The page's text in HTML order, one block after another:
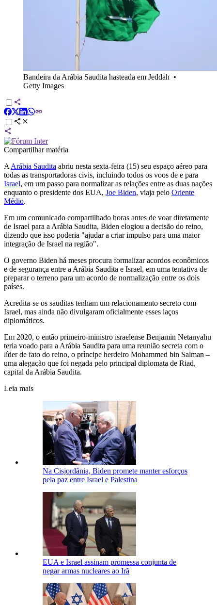
Bandeira da Arábia Saudita hasteada em Jeddah •
Getty Images
Compartilhar matéria
A Arábia Saudita abriu nesta sexta-feira (15) seu espaço aéreo para
todas as transportadoras civis, incluindo todos os voos de e para
Israel, em um passo para normalizar as relações entre as duas nações
enquanto o presidente dos EUA, Joe Biden, viaja pelo Oriente
Médio.
Em um comunicado compartilhado horas antes de voar diretamente
de Israel para a Arábia Saudita, Biden elogiou a decisão do reino,
dizendo que isso poderia "ajudar a criar impulso para uma maior
integração de Israel na região".
O governo Biden há meses procura formalizar acordos econômicos
e de segurança entre a Arábia Saudita e Israel, em uma tentativa de
preparar o terreno para um acordo de normalização entre os dois
países.
Acredita-se os sauditas tenham um relacionamento secreto com
Israel, mas ainda não divulgaram oficialmente esses laços
diplomáticos.
Em 2020, o então primeiro-ministro israelense Benjamin Netanyahu
teria voado para a Arábia Saudita para uma reunião secreta com o
líder de fato do reino, o príncipe herdeiro Mohammed bin Salman –
uma alegação que foi negada pelo principal diplomata de Riad,
capital da Arábia Saudita.
Leia mais
Na Cisjordânia, Biden promete manter esforços
pela paz entre Israel e Palestina
EUA e Israel assinam promessa conjunta de
negar armas nucleares ao Irã